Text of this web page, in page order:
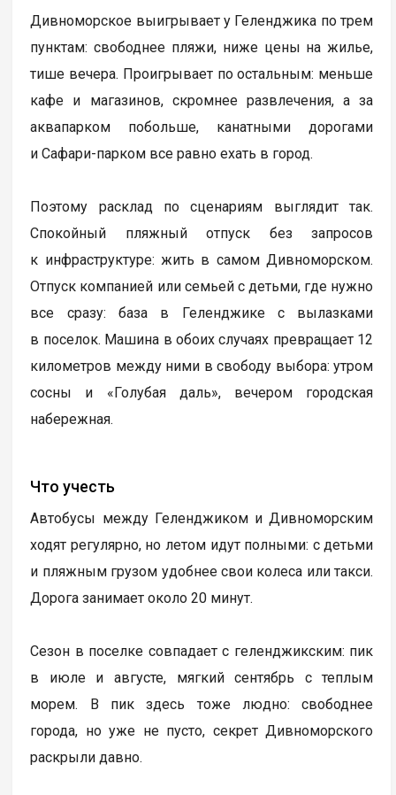
Дивноморское выигрывает у Геленджика по трем
пунктам: свободнее пляжи, ниже цены на жилье,
тише вечера. Проигрывает по остальным: меньше
кафе и магазинов, скромнее развлечения, а за
аквапарком побольше, канатными дорогами
и Сафари-парком все равно ехать в город.
Поэтому расклад по сценариям выглядит так.
Спокойный пляжный отпуск без запросов
к инфраструктуре: жить в самом Дивноморском.
Отпуск компанией или семьей с детьми, где нужно
все сразу: база в Геленджике с вылазками
в поселок. Машина в обоих случаях превращает 12
километров между ними в свободу выбора: утром
сосны и «Голубая даль», вечером городская
набережная.
Что учесть
Автобусы между Геленджиком и Дивноморским
ходят регулярно, но летом идут полными: с детьми
и пляжным грузом удобнее свои колеса или такси.
Дорога занимает около 20 минут.
Сезон в поселке совпадает с геленджикским: пик
в июле и августе, мягкий сентябрь с теплым
морем. В пик здесь тоже людно: свободнее
города, но уже не пусто, секрет Дивноморского
раскрыли давно.